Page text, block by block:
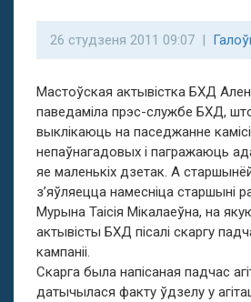
26 студзеня 2011 09:07 |
Мастоўская актывістка БХД
паведаміла прэс-службе БХД,
выклікаюць на паседжанне
непаўнагадовых і пагражаюць
яе маленькіх дзетак. А старшынёй
з’яўляецца намесніца старшыні
Мурына Таісія Мікалаеўна, на
актывісты БХД пісалі скаргу
кампаніі.
Скарга была напісаная падчас
датычылася факту ўдзелу у